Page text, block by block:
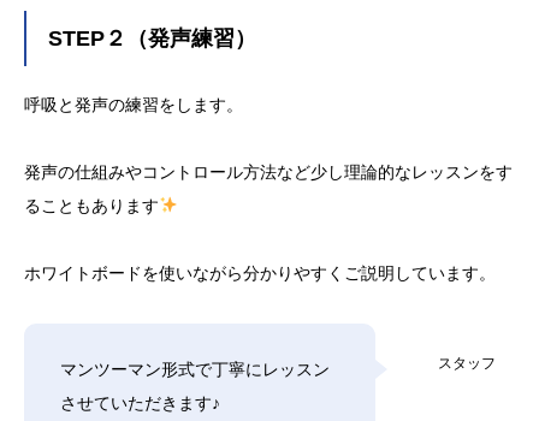
STEP２（発声練習）
呼吸と発声の練習をします。
発声の仕組みやコントロール方法など少し理論的なレッスンをす
ることもあります
ホワイトボードを使いながら分かりやすくご説明しています。
スタッフ
マンツーマン形式で丁寧にレッスン
させていただきます♪